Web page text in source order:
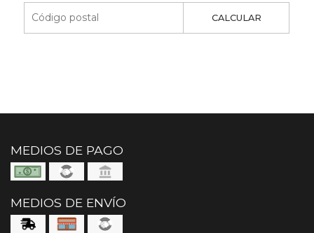
CALCULAR
MEDIOS DE PAGO
MEDIOS DE ENVÍO